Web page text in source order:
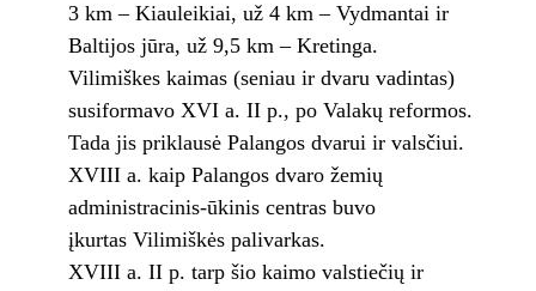
3 km – Kiauleikiai, už 4 km – Vydmantai ir
Baltijos jūra, už 9,5 km – Kretinga.
Vilimiškes kaimas (seniau ir dvaru vadintas)
susiformavo XVI a. II p., po Valakų reformos.
Tada jis priklausė Palangos dvarui ir valsčiui.
XVIII a. kaip Palangos dvaro žemių
administracinis-ūkinis centras buvo
įkurtas Vilimiškės palivarkas.
XVIII a. II p. tarp šio kaimo valstiečių ir